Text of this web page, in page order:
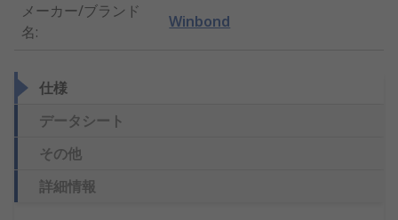
メーカー/ブランド
名:
Winbond
仕様
データシート
その他
詳細情報